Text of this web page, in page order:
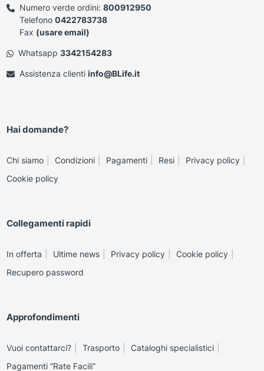
Numero verde ordini: 800912950
Telefono 0422783738
Fax (usare email)
Whatsapp 3342154283
Assistenza clienti info@BLife.it
Hai domande?
Chi siamo Condizioni Pagamenti Resi
Privacy policy
Cookie policy
Collegamenti rapidi
In offerta Ultime news Privacy policy
Cookie policy
Recupero password
Approfondimenti
Vuoi contattarci? Trasporto
Cataloghi specialistici
Pagamenti “Rate Facili”